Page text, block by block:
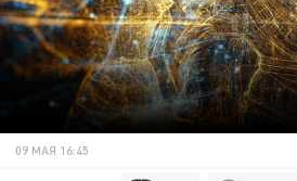
09 МАЯ 16:45